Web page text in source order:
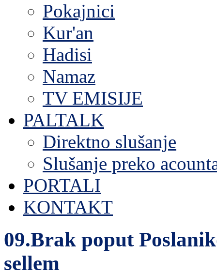
Pokajnici
Kur'an
Hadisi
Namaz
TV EMISIJE
PALTALK
Direktno slušanje
Slušanje preko
PORTALI
KONTAKT
09.Brak poput
sellem